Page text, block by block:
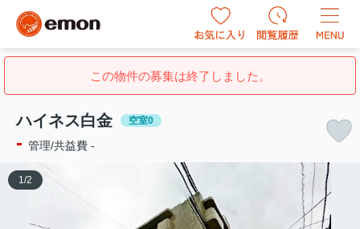
この物件の募集は終了しました。
ハイネス白金 空室0
- 管理/共益費 -
1 /2